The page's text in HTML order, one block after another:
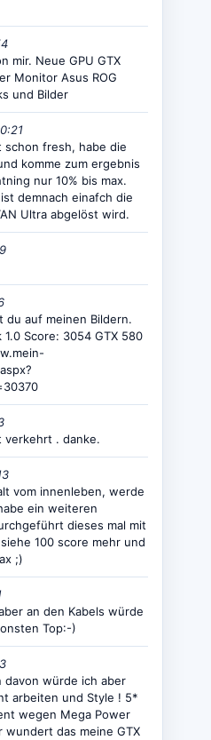
mir. Neue GPU GTX
Monitor Asus ROG
und Bilder
schon fresh, habe die
komme zum ergebnis
nur 10% bis max.
demnach einafch die
Ultra abgelöst wird.
du auf meinen Bildern.
Score: 3054 GTX 580
verkehrt . danke.
vom innenleben, werde
ein weiteren
dieses mal mit
100 score mehr und
;)
an den Kabels würde
Top:-)
davon würde ich aber
arbeiten und Style ! 5*
wegen Mega Power
wundert das meine GTX